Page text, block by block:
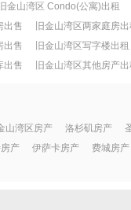
旧金山湾区 Condo(公寓)出租
出售
旧金山湾区两家庭房
出售
旧金山湾区写字楼出租
出售 旧金山湾区其他房产
山湾区房产 洛杉矶房产
产 伊萨卡房产 费城房产